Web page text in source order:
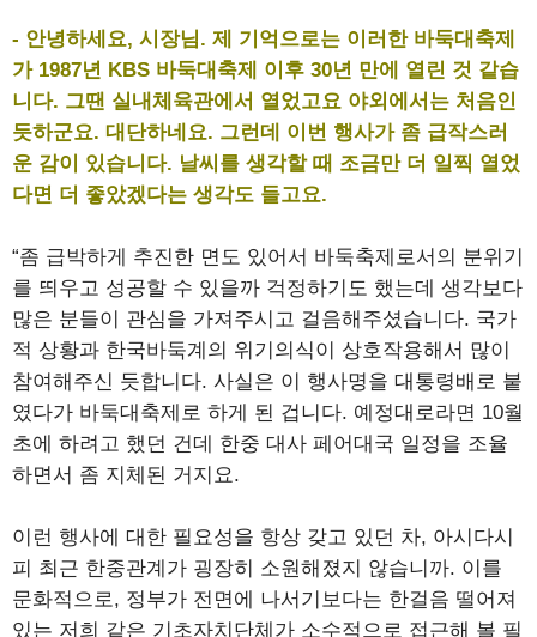
- 안녕하세요, 시장님. 제 기억으로는 이러한 바둑대축제
가 1987년 KBS 바둑대축제 이후 30년 만에 열린 것 같습
니다. 그땐 실내체육관에서 열었고요 야외에서는 처음인
듯하군요. 대단하네요. 그런데 이번 행사가 좀 급작스러
운 감이 있습니다. 날씨를 생각할 때 조금만 더 일찍 열었
다면 더 좋았겠다는 생각도 들고요.
“좀 급박하게 추진한 면도 있어서 바둑축제로서의 분위기
를 띄우고 성공할 수 있을까 걱정하기도 했는데 생각보다
많은 분들이 관심을 가져주시고 걸음해주셨습니다. 국가
적 상황과 한국바둑계의 위기의식이 상호작용해서 많이
참여해주신 듯합니다. 사실은 이 행사명을 대통령배로 붙
였다가 바둑대축제로 하게 된 겁니다. 예정대로라면 10월
초에 하려고 했던 건데 한중 대사 페어대국 일정을 조율
하면서 좀 지체된 거지요.
이런 행사에 대한 필요성을 항상 갖고 있던 차, 아시다시
피 최근 한중관계가 굉장히 소원해졌지 않습니까. 이를
문화적으로, 정부가 전면에 나서기보다는 한걸음 떨어져
있는 저희 같은 기초자치단체가 소수적으로 접근해 볼 필